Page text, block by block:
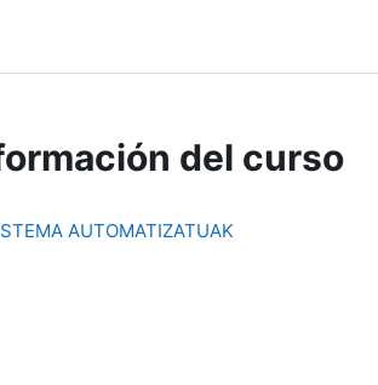
del curso
AUTOMATIZATUAK